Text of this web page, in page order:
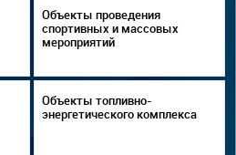
Объекты проведения
спортивных и массовых
мероприятий
Объекты топливно-
энергетического комплекса